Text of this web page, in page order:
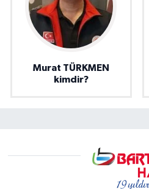
Murat TÜRKMEN
kimdir?